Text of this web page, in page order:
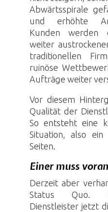
Abwärtsspirale
und erhöhte
Kunden werden
weiter
traditionellen
ruinöse
Aufträge weiter
Vor diesem
Qualität der
So entsteht eine
Situation, also
Seiten.
Einer muss
Derzeit aber
Status Quo.
Dienstleister jetzt